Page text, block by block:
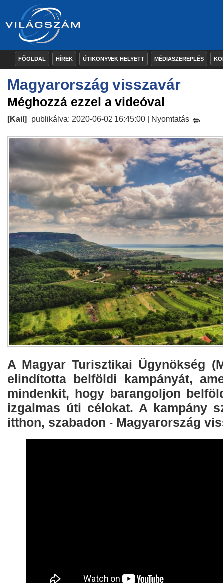
FŐOLDAL HÍREK ÚTIKÖNYVEK HELYETT MÉDIASZEREPLÉS
Magyarország visszavár
Méghozzá ezzel a videóval
[Kail] publikálva: 2020-06-02 16:45:00 | Nyomtatás
A Magyar Turisztikai Ügynökség
elindította belföldi kampányát,
mindenkit, hogy barangoljon
izgalmas úti célokat. A kampány
itthon, szabadon - Magyarország